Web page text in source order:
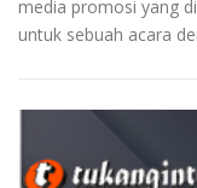
media promosi yang
untuk sebuah acara